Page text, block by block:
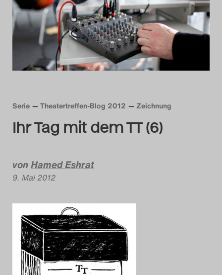
Das Theatertreffen-Blog
2014
Das Theatertreffen-Blog
Das Theatertreffen-Blog
2016
2017
Das Theatertreffen-Blog
2018
Das Theatertreffen-Blog
2018 Alumni
Serie Theatertreffen-Blog 2012 Zeichnung
Ihr Tag mit dem TT (6)
vonHamed Eshrat
9. Mai 2012